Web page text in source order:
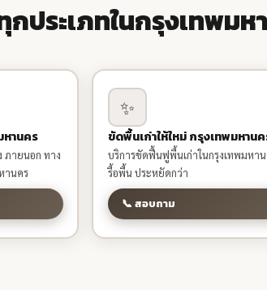
ประเภทในกรุงเทพมห
หานคร
ภายนอก ทาง
านคร
✨
ขัดพื้นเก่าให้ใหม่ กรุงเทพมหาน
บริการขัดฟื้นฟูพื้นเก่าในกรุงเทพมหาน
รื้อพื้น ประหยัดกว่า
📞 สอบถาม